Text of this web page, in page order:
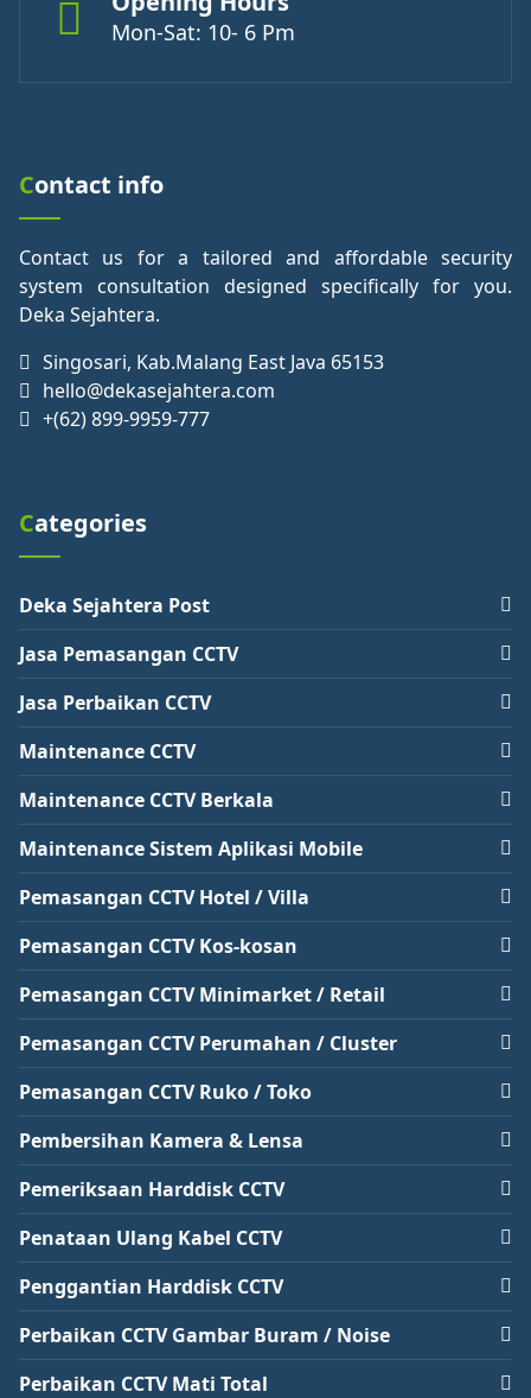
Mon-Sat: 10- 6 Pm
Contact info
Contact us for a tailored and affordable security
system consultation designed specifically for you.
Deka Sejahtera.
Singosari, Kab.Malang East Java 65153
hello@dekasejahtera.com
+(62) 899-9959-777
Categories
Deka Sejahtera Post
Jasa Pemasangan CCTV
Jasa Perbaikan CCTV
Maintenance CCTV
Maintenance CCTV Berkala
Maintenance Sistem Aplikasi Mobile
Pemasangan CCTV Hotel / Villa
Pemasangan CCTV Kos-kosan
Pemasangan CCTV Minimarket / Retail
Pemasangan CCTV Perumahan / Cluster
Pemasangan CCTV Ruko / Toko
Pembersihan Kamera & Lensa
Pemeriksaan Harddisk CCTV
Penataan Ulang Kabel CCTV
Penggantian Harddisk CCTV
Perbaikan CCTV Gambar Buram / Noise
Perbaikan CCTV Mati Total